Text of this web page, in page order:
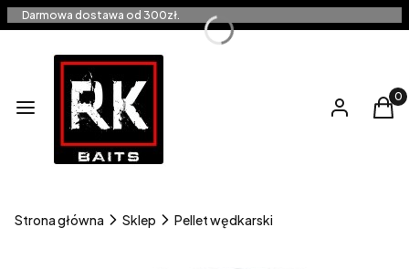
Darmowa dostawa od 300zł.
Menu Zaloguj się
Strona główna Sklep Pellet wędkarski